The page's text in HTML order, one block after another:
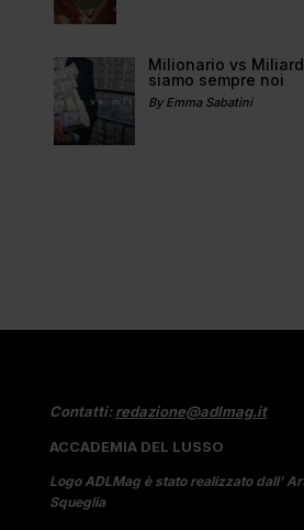
Milionario vs
siamo sempre noi
By Emma Sabatini
Contatti:redazione@adlmag.it
ACCADEMIA DEL LUSSO
Logo ADLMag è stato realizzato dall’
Squeglia